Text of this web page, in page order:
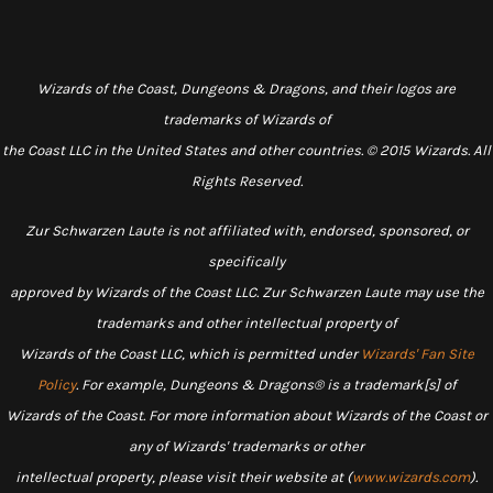
Wizards of the Coast, Dungeons & Dragons, and their logos are
trademarks of Wizards of
the Coast LLC in the United States and other countries. © 2015 Wizards. All
Rights Reserved.
Zur Schwarzen Laute is not affiliated with, endorsed, sponsored, or
specifically
approved by Wizards of the Coast LLC. Zur Schwarzen Laute may use the
trademarks and other intellectual property of
Wizards of the Coast LLC, which is permitted under Wizards' Fan Site
Policy. For example, Dungeons & Dragons® is a trademark[s] of
Wizards of the Coast. For more information about Wizards of the Coast or
any of Wizards' trademarks or other
intellectual property, please visit their website at (www.wizards.com).